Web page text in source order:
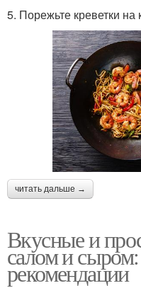
5. Порежьте креветки на
читать дальше →
Вкусные и
салом и
рекомендации